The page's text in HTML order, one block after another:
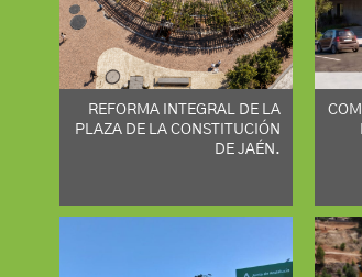
REFORMA INTEGRAL DE LA
PLAZA DE LA CONSTITUCIÓN
DE JAÉN.